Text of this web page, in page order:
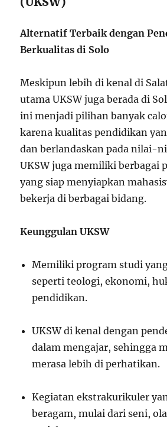
Alternatif Terbaik dengan
Berkualitas di Solo
Meskipun lebih di kenal di
utama UKSW juga berada di
ini menjadi pilihan banyak
karena kualitas pendidikan
dan berlandaskan pada nilai-
UKSW juga memiliki berbagai
yang siap menyiapkan
bekerja di berbagai bidang.
Keunggulan UKSW
Memiliki program studi
seperti teologi, ekonomi,
pendidikan.
UKSW di kenal dengan
dalam mengajar, sehingga
merasa lebih di perhatikan.
Kegiatan ekstrakurikuler
beragam, mulai dari seni,